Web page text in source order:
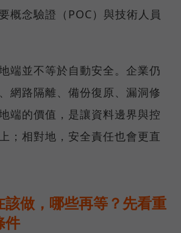
概念驗證（POC）與技術人員
端並不等於自動安全。企業仍
網路隔離、備份復原、漏洞修
端的價值，是讓資料邊界與控
；相對地，安全責任也會更直
該做，哪些再等？先看重
件